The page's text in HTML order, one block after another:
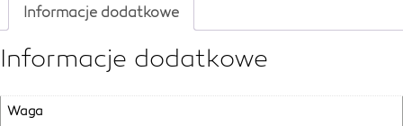
Informacje dodatkowe
Informacje dodatkowe
Waga